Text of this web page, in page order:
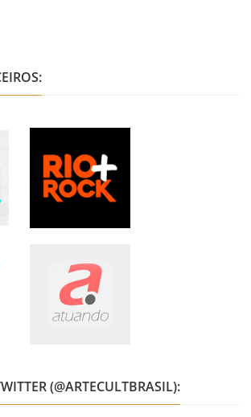
(@ARTECULTBRASIL):